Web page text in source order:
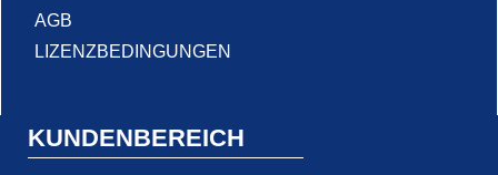
AGB
LIZENZBEDINGUNGEN
KUNDENBEREICH